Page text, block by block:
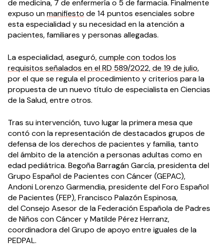
de medicina, 7 de enfermería o 5 de farmacia. Finalmente
expuso unmanifiesto de 14 puntos esenciales sobre
esta especialidad y su necesidad en la atención a
pacientes, familiares y personas allegadas.
La especialidad, aseguró,cumple con todos los
requisitos señalados en el RD 589/2022, de 19 de julio,
por el que se regula el procedimiento y criterios para la
propuesta de un nuevo título de especialista en Ciencias
de la Salud, entre otros.
Tras su intervención, tuvo lugar la primera mesa que
contó con la representación de destacados grupos de
defensa de los derechos de pacientes y familia, tanto
del ámbito de la atención a personas adultas como en
edad pediátrica. Begoña Barragán García, presidenta del
Grupo Español de Pacientes con Cáncer (GEPAC),
Andoni Lorenzo Garmendia, presidente del Foro Español
de Pacientes (FEP), Francisco Palazón Espinosa,
del Consejo Asesor de la Federación Española de Padres
de Niños con Cáncer y Matilde Pérez Herranz,
coordinadora del Grupo de apoyo entre iguales de la
PEDPAL.